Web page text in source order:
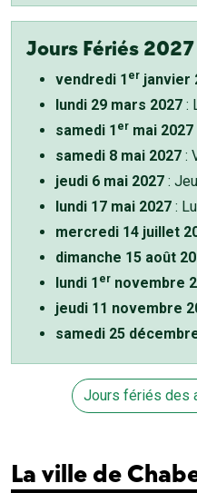
Jours Fériés 2027
vendredi 1 er janvier
lundi 29 mars 2027 :
samedi 1 er mai 2027
samedi 8 mai 2027 :
jeudi 6 mai 2027 :
lundi 17 mai 2027 :
mercredi 14 juillet
dimanche 15 août
lundi 1 er novembre
jeudi 11 novembre
samedi 25
Jours fériés des
La ville de